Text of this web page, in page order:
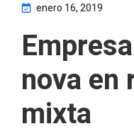
enero 16, 2019
nova en
mixta